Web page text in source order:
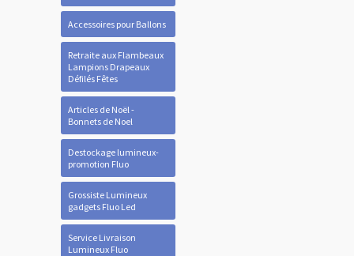
Accessoires pour Ballons
Retraite aux Flambeaux
Lampions Drapeaux
Défilés Fêtes
Articles de Noël -
Bonnets de Noel
Destockage lumineux-
promotion Fluo
Grossiste Lumineux
gadgets Fluo Led
Service Livraison
Lumineux Fluo